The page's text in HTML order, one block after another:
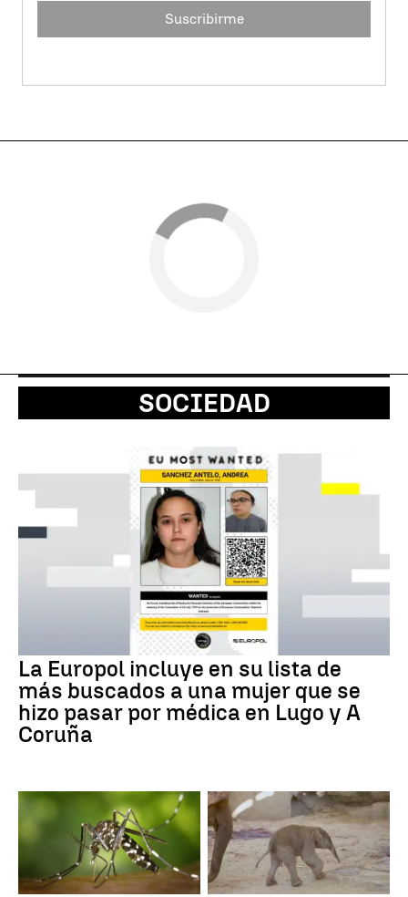
Suscribirme
SOCIEDAD
La Europol incluye en su lista de
más buscados a una mujer que se
hizo pasar por médica en Lugo y A
Coruña